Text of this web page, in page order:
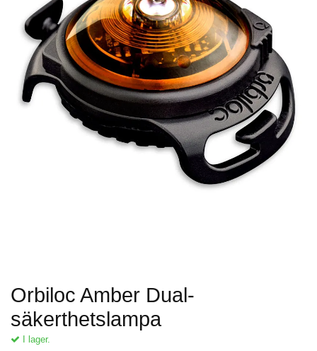
Orbiloc Amber Dual-
säkerthetslampa
I lager.